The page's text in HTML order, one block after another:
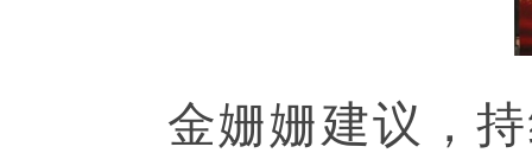
金姗姗建议，